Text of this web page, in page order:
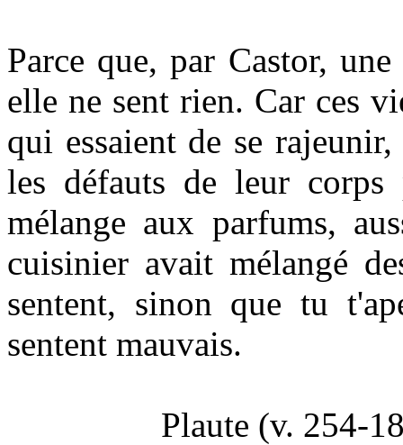
Parce que, par Castor,
elle ne sent rien. Car ces
qui essaient de se
les défauts de leur
mélange aux parfums,
cuisinier avait mélangé
sentent, sinon que tu
sentent mauvais.
Plaute (v. 254-